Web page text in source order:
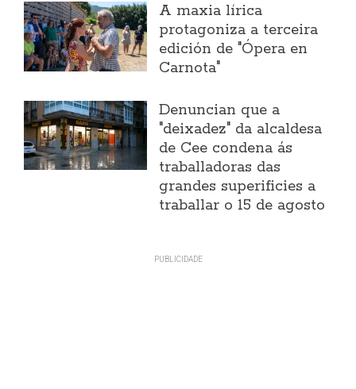
A maxia lírica
protagoniza a terceira
edición de "Ópera en
Carnota"
Denuncian que a
"deixadez" da alcaldesa
de Cee condena ás
traballadoras das
grandes superificies a
traballar o 15 de agosto